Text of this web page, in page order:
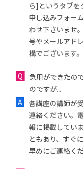
ら]というタブを
申し込みフォー
わせ下さいませ
号やメールアド
構でございます。
急用ができたの
のですが...
各講座の講師が
連絡ください。
報に掲載してい
ともあり、すぐ
早めにご連絡くだ